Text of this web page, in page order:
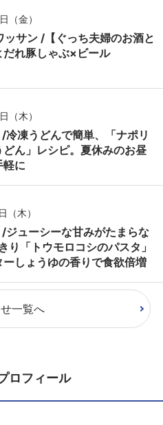
（金）
サン /【ぐっち夫婦のお酒と
だれ豚しゃぶ×ビール
（木）
冷凍うどんで簡単、「ナポリ
どん」レシピ。夏休みのお昼
軽に
（木）
ジューシーな甘みがたまらな
り「トウモロコシのパスタ」
ーしょうゆの香りで食欲倍増
一覧へ
ロフィール